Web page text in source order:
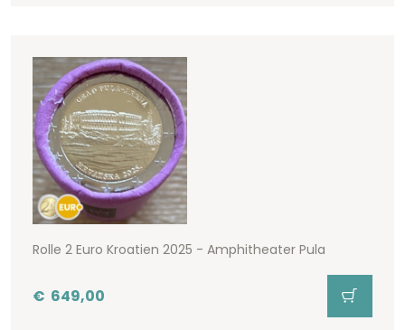
Rolle 2 Euro Kroatien 2025 - Amphitheater Pula
€ 649,00